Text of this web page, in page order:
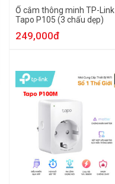
Ổ cắm thông minh TP-Link
Tapo P105 (3 chấu dẹp)
249,000đ